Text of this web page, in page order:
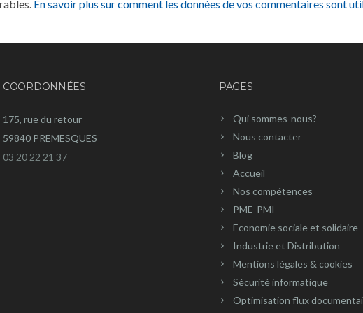
En savoir plus sur comment les données de vos commentaires sont
COORDONNÉES
175, rue du retour
59840 PREMESQUES
03 20 22 21 37
PAGES
Qui sommes-nous?
Nous contacter
Blog
Accueil
Nos compétences
PME-PMI
Economie sociale et solidaire
Industrie et Distribution
Mentions légales & cookies
Sécurité informatique
Optimisation flux